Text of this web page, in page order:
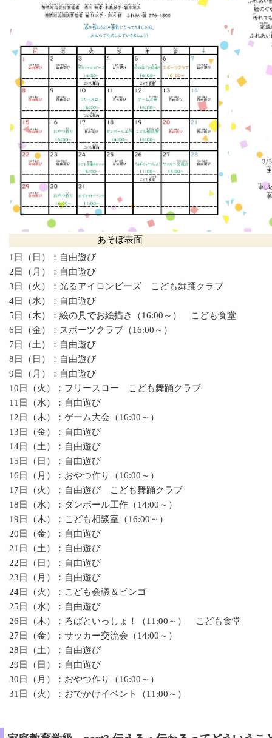
あそぼ表面
1日（日）：自由遊び
2日（月）：自由遊び
3日（火）：光るアイロンビーズ こども舞踊クラブ
4日（水）：自由遊び
5日（木）：絵の具でお絵描き（16:00～） こども食堂
6日（金）：スポーツクラブ（16:00～）
7日（土）：自由遊び
8日（日）：自由遊び
9日（月）：自由遊び
10日（火）：フリースロー こども舞踊クラブ
11日（水）：自由遊び
12日（木）：ゲーム大会（16:00～）
13日（金）：自由遊び
14日（土）：自由遊び
15日（日）：自由遊び
16日（月）：おやつ作り（16:00～）
17日（火）：自由遊び こども舞踊クラブ
18日（水）：ダンボール工作（14:00～）
19日（木）：こども相談室（16:00～）
20日（金）：自由遊び
21日（土）：自由遊び
22日（日）：自由遊び
23日（月）：自由遊び
24日（火）：こども会議＆ビンゴ
25日（水）：自由遊び
26日（木）：ろばといっしょ！（11:00～） こども食堂
27日（金）：サッカー交流会（14:00～）
28日（土）：自由遊び
29日（日）：自由遊び
30日（月）：おやつ作り（16:00～）
31日（火）：おでかけイベント（11:00～）